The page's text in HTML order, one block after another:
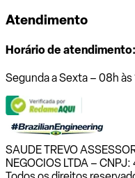
Atendimento
Horário de atendimento:
Segunda a Sexta – 08h
SAUDE TREVO
NEGOCIOS LTDA –